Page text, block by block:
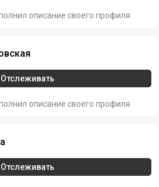
описание своего профиля
Отслеживать
описание своего профиля
Отслеживать